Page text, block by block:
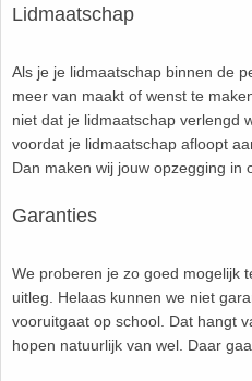
Lidmaatschap
Als je je lidmaatschap binnen de
meer van maakt of wenst te
niet dat je lidmaatschap verlengd
voordat je lidmaatschap afloopt
Dan maken wij jouw opzegging in
Garanties
We proberen je zo goed mogelijk
uitleg. Helaas kunnen we niet
vooruitgaat op school. Dat hangt
hopen natuurlijk van wel. Daar
berekeningen
VWO
(Nog geen toetsen)
18. Matrices
19. Omtrek cirkel
20. Oppervlakte cilinder
21. Oppervlakte cirkel
23. Oppervlakte kegel
24. Oppervlakte parallellogram